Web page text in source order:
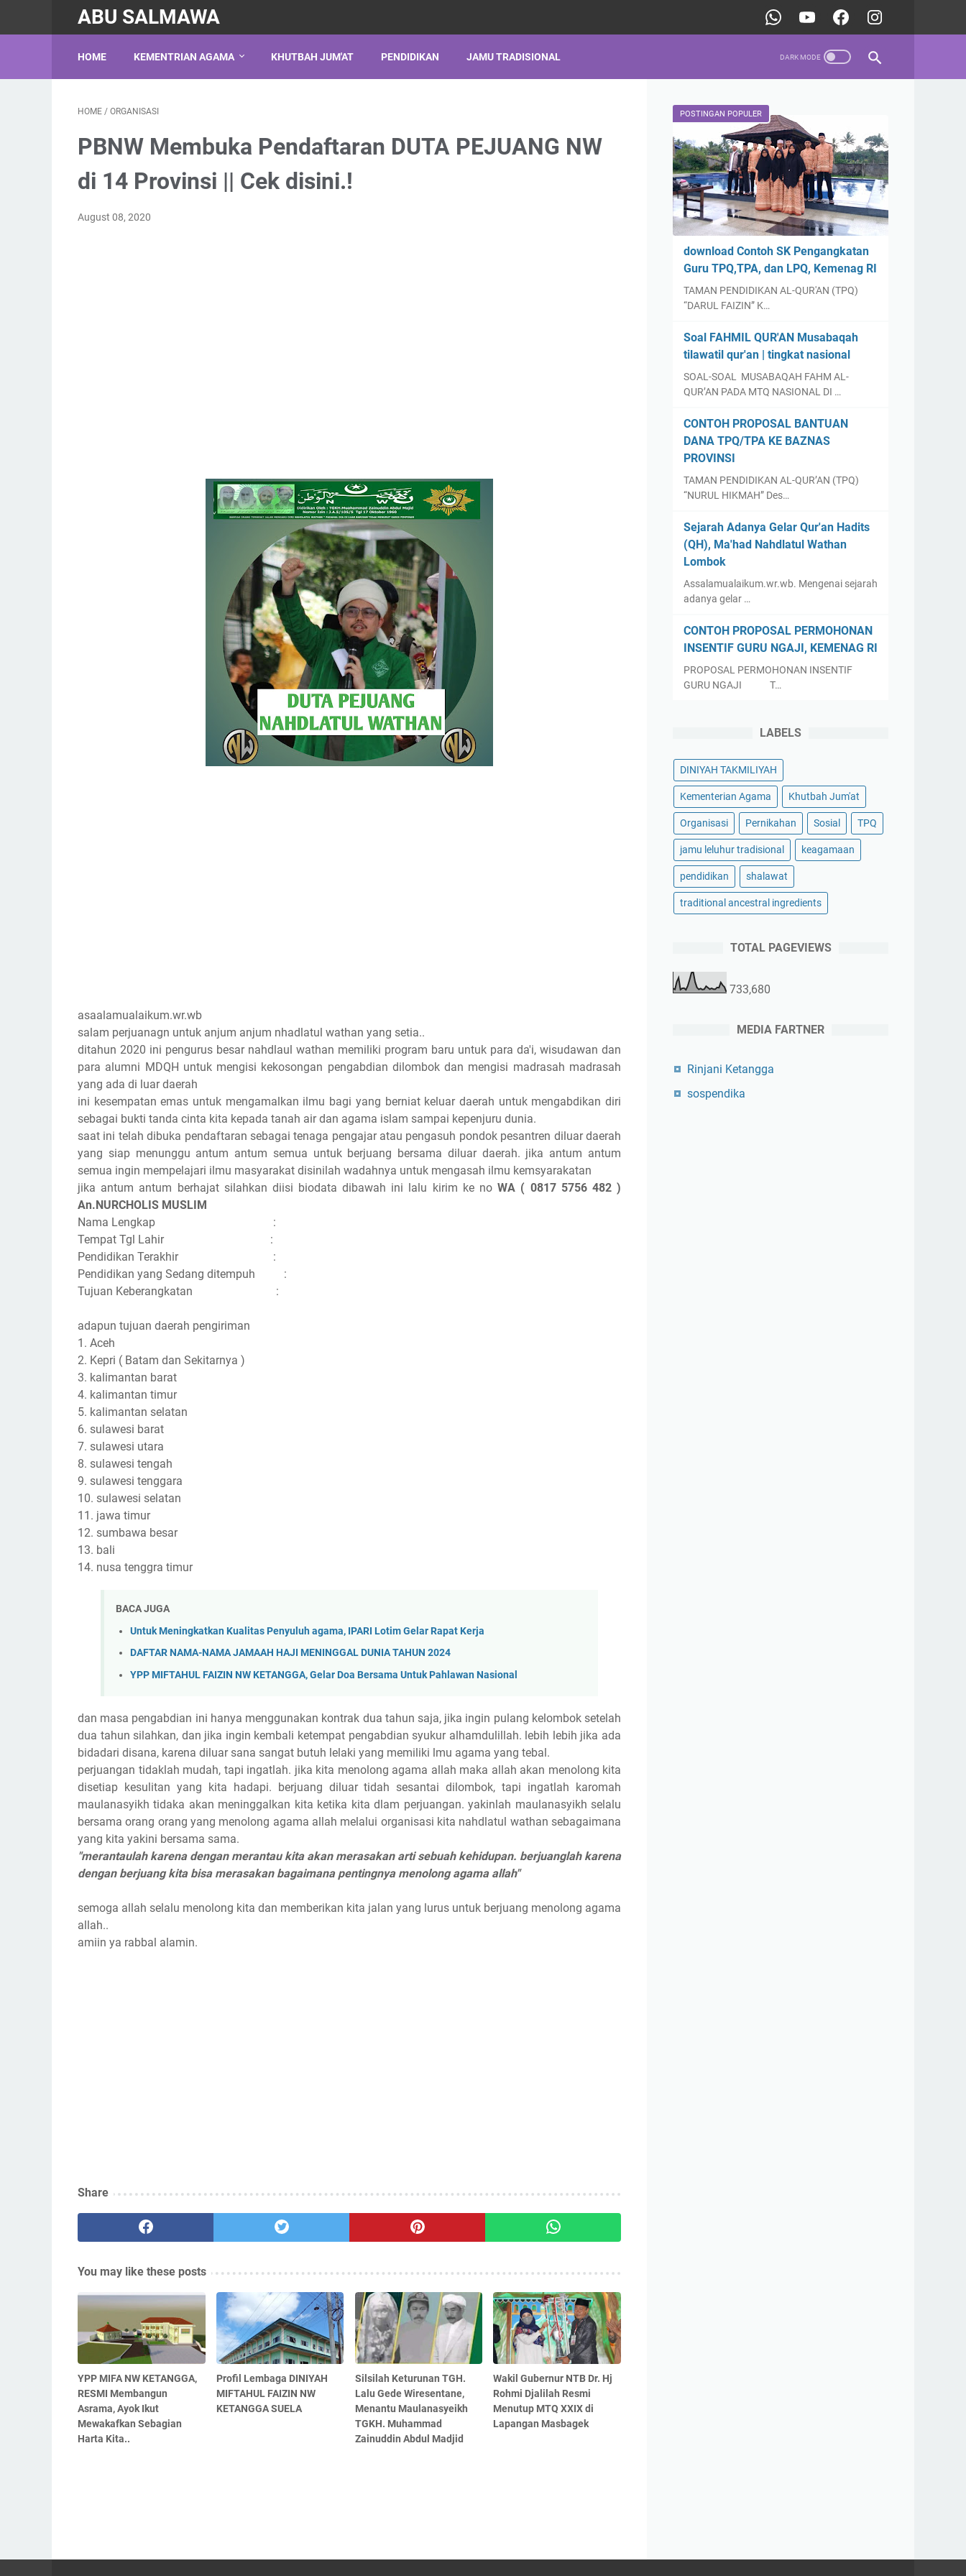
ABU SALMAWA
HOME KEMENTRIAN AGAMA KHUTBAH JUM'AT PENDIDIKAN JAMU TRADISIONAL
HOME / ORGANISASI
PBNW Membuka Pendaftaran DUTA PEJUANG NW
di 14 Provinsi || Cek disini.!
August 08, 2020
asaalamualaikum.wr.wb
salam perjuanagn untuk anjum anjum nhadlatul wathan yang setia..
ditahun 2020 ini pengurus besar nahdlaul wathan memiliki program baru untuk para da'i, wisudawan dan
para alumni MDQH untuk mengisi kekosongan pengabdian dilombok dan mengisi madrasah madrasah
yang ada di luar daerah
ini kesempatan emas untuk mengamalkan ilmu bagi yang berniat keluar daerah untuk mengabdikan diri
sebagai bukti tanda cinta kita kepada tanah air dan agama islam sampai kepenjuru dunia.
saat ini telah dibuka pendaftaran sebagai tenaga pengajar atau pengasuh pondok pesantren diluar daerah
yang siap menunggu antum antum semua untuk berjuang bersama diluar daerah. jika antum antum
semua ingin mempelajari ilmu masyarakat disinilah wadahnya untuk mengasah ilmu kemsyarakatan
jika antum antum berhajat silahkan diisi biodata dibawah ini lalu kirim ke noWA ( 0817 5756 482 )
An.NURCHOLIS MUSLIM
Nama Lengkap :
Tempat Tgl Lahir :
Pendidikan Terakhir :
Pendidikan yang Sedang ditempuh :
Tujuan Keberangkatan :
adapun tujuan daerah pengiriman
1. Aceh
2. Kepri ( Batam dan Sekitarnya )
3. kalimantan barat
4. kalimantan timur
5. kalimantan selatan
6. sulawesi barat
7. sulawesi utara
8. sulawesi tengah
9. sulawesi tenggara
10. sulawesi selatan
11. jawa timur
12. sumbawa besar
13. bali
14. nusa tenggra timur
BACA JUGA
Untuk Meningkatkan Kualitas Penyuluh agama, IPARI Lotim Gelar Rapat Kerja
DAFTAR NAMA-NAMA JAMAAH HAJI MENINGGAL DUNIA TAHUN 2024
YPP MIFTAHUL FAIZIN NW KETANGGA, Gelar Doa Bersama Untuk Pahlawan Nasional
dan masa pengabdian ini hanya menggunakan kontrak dua tahun saja, jika ingin pulang kelombok setelah
dua tahun silahkan, dan jika ingin kembali ketempat pengabdian syukur alhamdulillah. lebih lebih jika ada
bidadari disana, karena diluar sana sangat butuh lelaki yang memiliki lmu agama yang tebal.
perjuangan tidaklah mudah, tapi ingatlah. jika kita menolong agama allah maka allah akan menolong kita
disetiap kesulitan yang kita hadapi. berjuang diluar tidah sesantai dilombok, tapi ingatlah karomah
maulanasyikh tidaka akan meninggalkan kita ketika kita dlam perjuangan. yakinlah maulanasyikh selalu
bersama orang orang yang menolong agama allah melalui organisasi kita nahdlatul wathan sebagaimana
yang kita yakini bersama sama.
"merantaulah karena dengan merantau kita akan merasakan arti sebuah kehidupan. berjuanglah karena
dengan berjuang kita bisa merasakan bagaimana pentingnya menolong agama allah"
semoga allah selalu menolong kita dan memberikan kita jalan yang lurus untuk berjuang menolong agama
allah..
amiin ya rabbal alamin.
Share
You may like these posts
YPP MIFA NW KETANGGA,
RESMI Membangun
Asrama, Ayok Ikut
Mewakafkan Sebagian
Harta Kita..
Profil Lembaga DINIYAH
MIFTAHUL FAIZIN NW
KETANGGA SUELA
Silsilah Keturunan TGH.
Lalu Gede Wiresentane,
Menantu Maulanasyeikh
TGKH. Muhammad
Zainuddin Abdul Madjid
Wakil Gubernur NTB Dr. Hj
Rohmi Djalilah Resmi
Menutup MTQ XXIX di
Lapangan Masbagek
POSTINGAN POPULER
download Contoh SK Pengangkatan
Guru TPQ,TPA, dan LPQ, Kemenag RI
TAMAN PENDIDIKAN AL-QUR'AN (TPQ)
“DARUL FAIZIN” K…
Soal FAHMIL QUR'AN Musabaqah
tilawatil qur'an | tingkat nasional
SOAL-SOAL MUSABAQAH FAHM AL-
QUR’AN PADA MTQ NASIONAL DI …
CONTOH PROPOSAL BANTUAN
DANA TPQ/TPA KE BAZNAS
PROVINSI
TAMAN PENDIDIKAN AL-QUR’AN (TPQ)
“NURUL HIKMAH” Des…
Sejarah Adanya Gelar Qur'an Hadits
(QH), Ma'had Nahdlatul Wathan
Lombok
Assalamualaikum.wr.wb. Mengenai sejarah
adanya gelar …
CONTOH PROPOSAL PERMOHONAN
INSENTIF GURU NGAJI, KEMENAG RI
PROPOSAL PERMOHONAN INSENTIF
GURU NGAJI T…
LABELS
DINIYAH TAKMILIYAH
Kementerian Agama Khutbah Jum'at
Organisasi Pernikahan Sosial TPQ
jamu leluhur tradisional keagamaan
pendidikan shalawat
traditional ancestral ingredients
TOTAL PAGEVIEWS
733,680
MEDIA FARTNER
Rinjani Ketangga
sospendika